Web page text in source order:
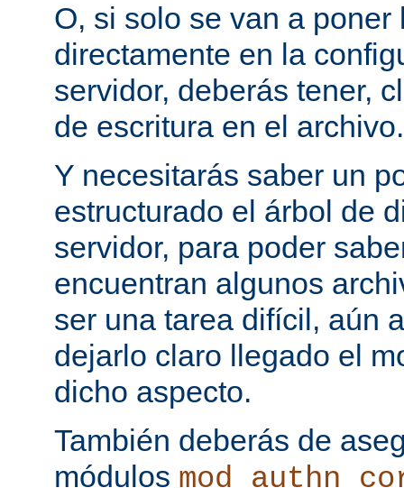
O, si solo se van a poner
directamente en la
servidor, deberás tener,
de escritura en el archivo.
Y necesitarás saber un
estructurado el árbol de
servidor, para poder
encuentran algunos
ser una tarea difícil, aún
dejarlo claro llegado el
dicho aspecto.
También deberás de
módulos